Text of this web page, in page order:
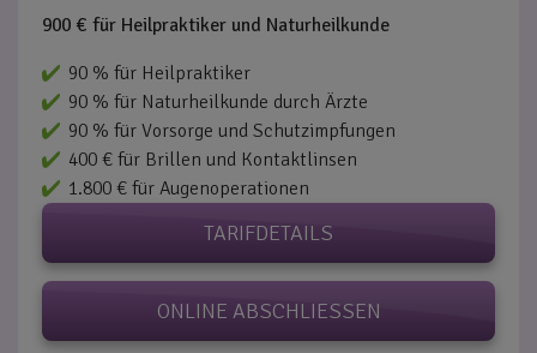
900 € für Heilpraktiker und Naturheilkunde
90 % für Heilpraktiker
90 % für Naturheilkunde durch Ärzte
90 % für Vorsorge und Schutzimpfungen
400 € für Brillen und Kontaktlinsen
1.800 € für Augenoperationen
TARIFDETAILS
ONLINE ABSCHLIESSEN